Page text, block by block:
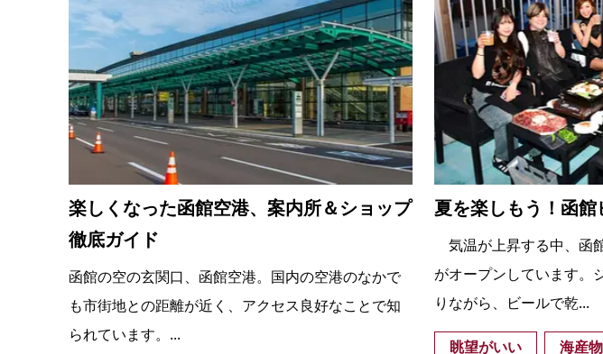
楽しくなった函館空港、案内所＆ショップ
徹底ガイド
函館の空の玄関口、函館空港。国内の空港のなかで
も市街地との距離が近く、アクセス良好なことで知
られています。...
夏を楽しもう！函
気温が上昇する中、函
がオープンしています。
りながら、ビールで乾...
眺望がいい 海産物